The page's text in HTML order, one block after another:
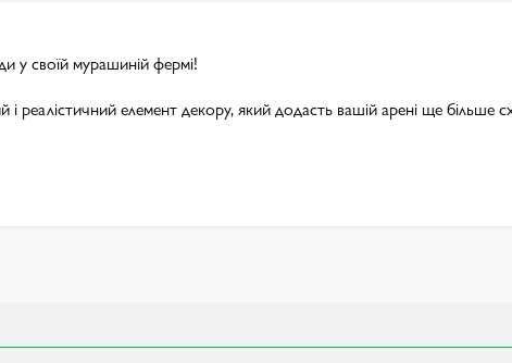
у своїй мурашиній фермі!
реалістичний елемент декору, який додасть вашій арені ще